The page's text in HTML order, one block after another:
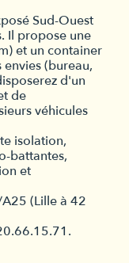
Sud-Ouest
Il propose une
et un container
(bureau,
d'un
de
véhicules
isolation,
battantes,
et
(Lille à 42